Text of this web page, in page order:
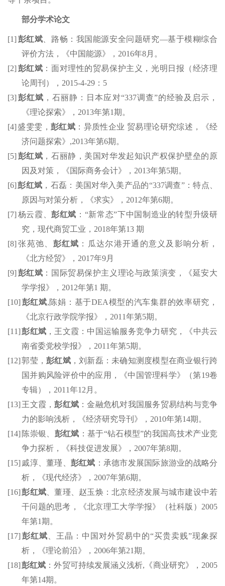
部分学术论文
[1] 彭红斌 、路畅：我国能源安全问题研究—基于模糊综合
评价方法，《中国能源》， 2016年8月。
[2] 彭红斌 ：面对理性的贸易保护主义，光明日报（经济理
论周刊）， 2015-4-29 ： 5
[3] 彭红斌 ，石丽静：日本应对“337调查”的经验及启示，
《理论探索》， 2013年第1期。
[4] 盛雯雯，彭红斌 ：异质性企业 贸易理论研究综述，《经
济问题探索》 ,2013年第6期。
[5] 彭红斌 ，石丽静，美国对华发起知识产权保护壁垒的原
因及对策，《国际商务会计》， 2013年第5期。
[6]彭红斌 ，石磊：美国对华入 美产品的“337调查”：特点、
原因与对策分析，《求实》， 2012年第6期。
[7] 杨云霞、彭红斌 ： “新常态”下中国制造业的转型升级研
究，现代商贸工业， 2018年第13 期
[8] 张苑弛、 彭红斌 ：瓜达尔港开通的意义及影响分析，
《北方经贸》， 2017年9月
[9] 彭红斌 ：国际贸易保护主义理论与政策演变，《延安大
学学报》， 2012年第1 期。
[10] 彭红斌,陈娟：基于DEA模型的汽车集群的效率研究，
《北京行政学院学报》， 2011年第5期。
[11]彭红斌 ，王文霞：中国运输服务竞争力研究，《中共云
南省委党校学报》， 2011年第5期。
[12]郭莹， 彭红斌，刘新磊：未确知测度模型在商业银行跨
国并购风险评价中的应用，《中国管理科学》（第19卷
专辑）， 2011年12 月。
[13] 王文霞，彭红斌 ：金融危机对我国服务贸易结构与竞争
力的影响浅析，《经济研究导刊》， 2010年第14期。
[14] 陈崇银、 彭红斌 ：基于“钻石模型”的我国高技术产业竞
争力探析，《科技促进发展》， 2007年第8期。
[15] 戚淳、董瑾、 彭红斌 ：承德市发展国际旅游业的战略分
析，《现代经济》， 2007年第6期。
[16]彭红斌 、董瑾、赵玉焕：北京经济发展与城市建设中若
干问题的思考，《北京理工大学学报》（社科版） 2005
年第1期。
[17] 彭红斌 、王晶：中国对外贸易中的“买贵卖贱”现象探
析，《理论前沿》， 2006年第21期。
[18]彭红斌 ：外贸可持续发展涵义浅析, 《商业研究》， 2005
年第14期。